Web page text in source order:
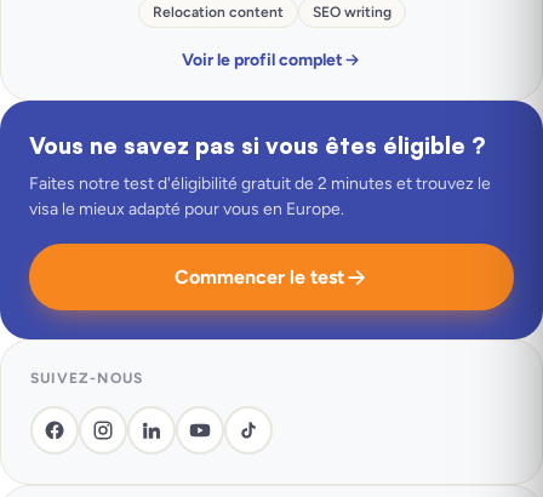
Relocation content SEO writing
Voir le profil complet
Vous ne savez pas si vous êtes éligible ?
Faites notre test d'éligibilité gratuit de 2 minutes et trouvez le
visa le mieux adapté pour vous en Europe.
Commencer le test
SUIVEZ-NOUS